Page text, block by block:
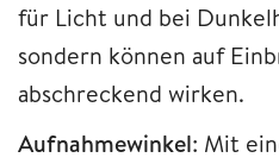
für Licht und bei
sondern können auf
abschreckend wirken.
Aufnahmewinkel: Mit